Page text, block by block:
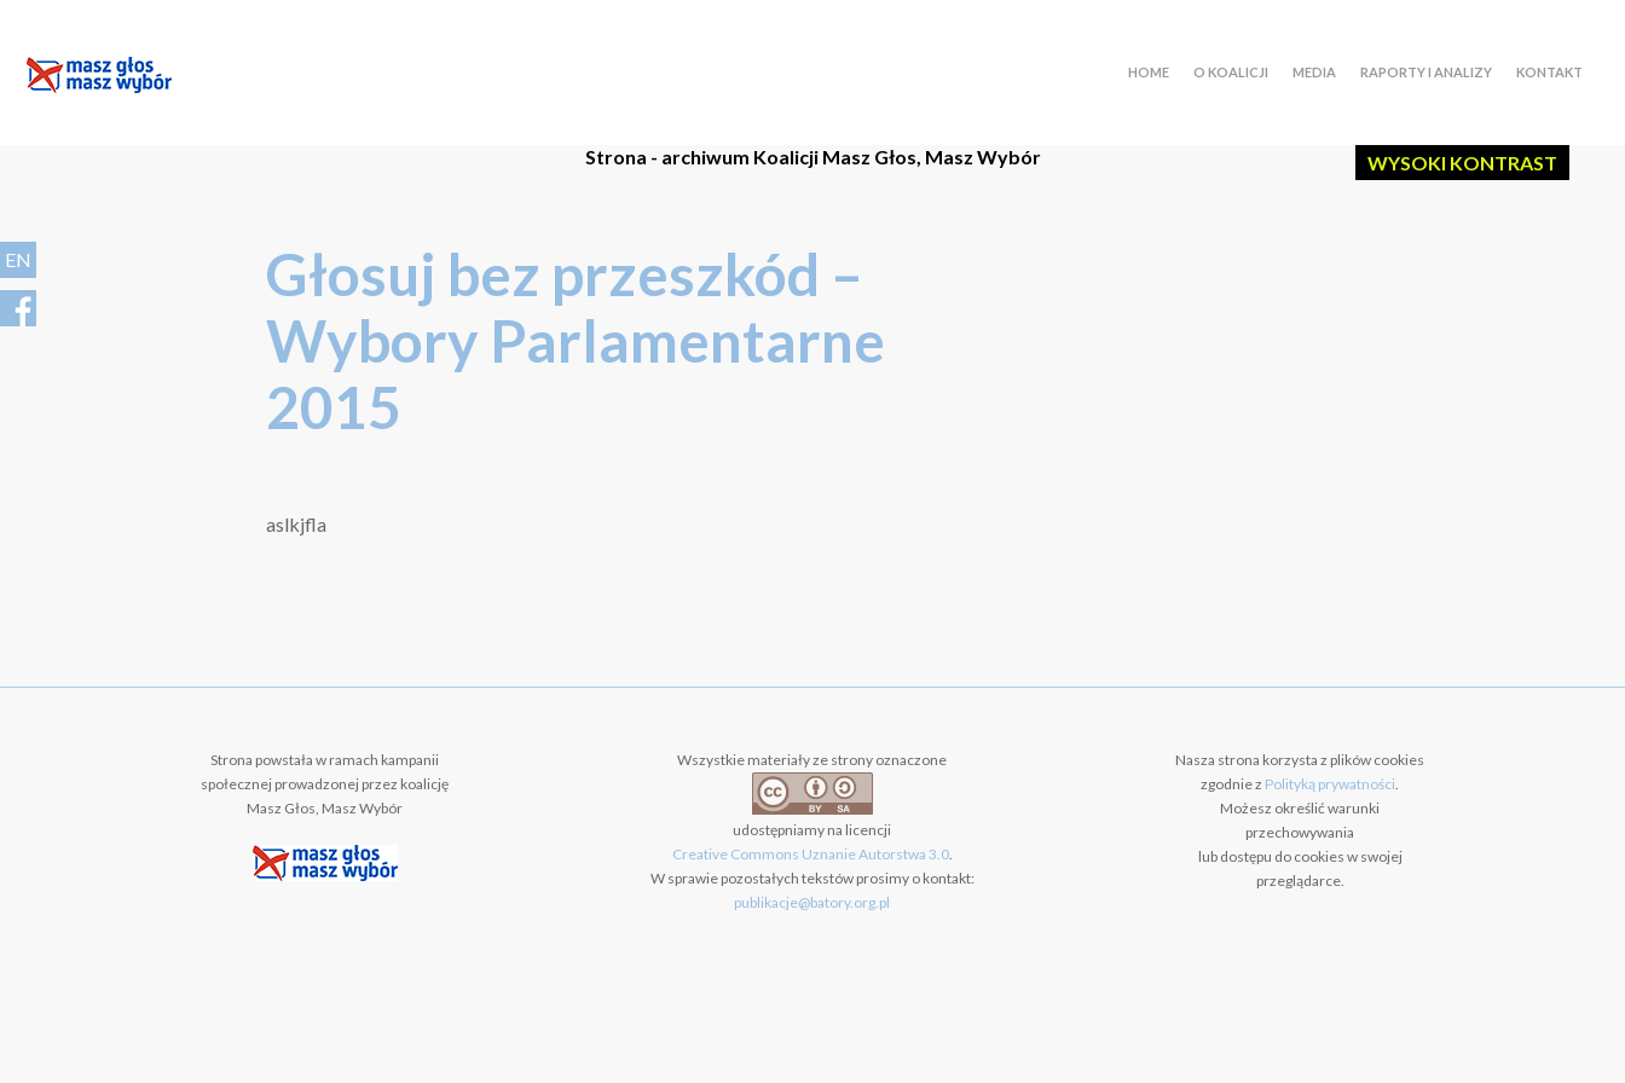
EN
WYSOKI KONTRAST
HOME O KOALICJI MEDIA RAPORTY I ANALIZY KONTAKT
Strona - archiwum Koalicji Masz Głos, Masz Wybór
Głosuj bez przeszkód –
Wybory Parlamentarne
2015
aslkjfla
Strona powstała w ramach kampanii
społecznej prowadzonej przez koalicję
Masz Głos, Masz Wybór
Wszystkie materiały ze strony oznaczone
udostępniamy na licencji
Creative Commons Uznanie Autorstwa 3.0.
W sprawie pozostałych tekstów prosimy o kontakt:
publikacje@batory.org.pl
Nasza strona korzysta z plików cookies
zgodnie z Polityką prywatności.
Możesz określić warunki
przechowywania
lub dostępu do cookies w swojej
przeglądarce.